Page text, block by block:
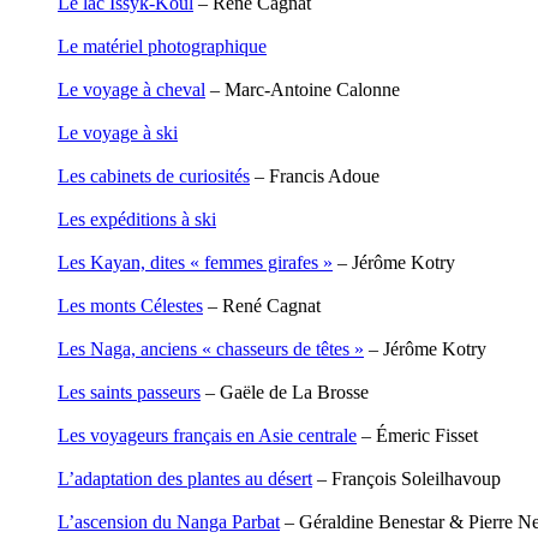
Garcia Antoine
Gaullier Tanneguy
Gemme Pierre
Georis Stéphane
Giry Julien
Grange Florent
Griette Olivier
Guerrier Gérard
Guillotel Pierre-Antoine
Haegy Jean-Marie
Halluin Bruno d’
Harvey James
Hervouët Tifenn
Le matériel photographique
Le voyage à cheval – Marc-Antoine Calonne
Le voyage à ski
Les cabinets de curiosités – Francis Adoue
Les expéditions à ski
Les Kayan, dites « femmes girafes » – Jérôme Kotry
Les monts Célestes – René Cagnat
Les Naga, anciens « chasseurs de têtes » – Jérôme Kotry
Les saints passeurs – Gaële de La Brosse
Les voyageurs français en Asie centrale – Émeric Fisset
L’adaptation des plantes au désert – François Soleilhavoup
L’ascension du Nanga Parbat – Géraldine Benestar & Pierre